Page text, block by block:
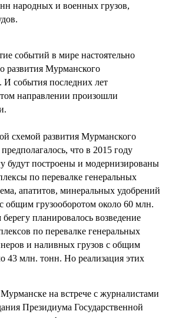
народных и военных грузов,
событий в мире настоятельно
развития Мурманского
И события последних лет
направлении произошли
схемой развития Мурманского
что в 2015 году
будут построены и модернизированы
по перевалке генеральных
апатитов, минеральных удобрений
общим грузооборотом около 60 млн.
планировалось возведение
по перевалке генеральных
и наливных грузов с общим
43 млн. тонн. Но реализация этих
на встрече с журналистами
Президиума Государственной